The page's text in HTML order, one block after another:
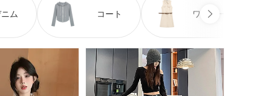
ム コート ワンピース